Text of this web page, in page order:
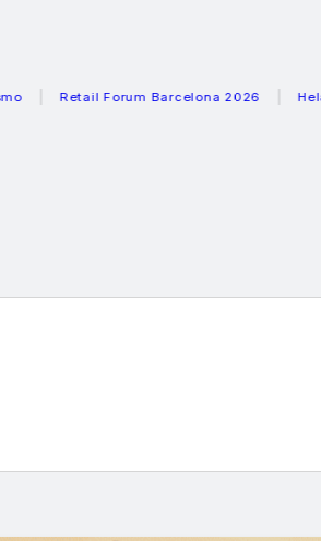
Retail Forum Barcelona 2026 Heladeras